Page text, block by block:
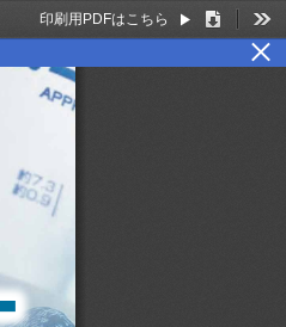
印刷用PDFはこちら
Download